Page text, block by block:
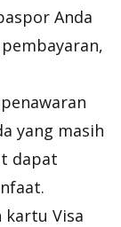
Anda
yang masih
dapat
kartu Visa